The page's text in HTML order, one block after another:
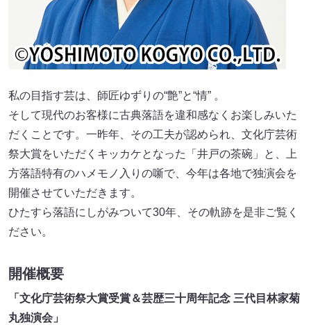
私の目指す芸は、師匠ゆずりの“艶”と“情” 。
そして現代のお客様に古典落語を違和感なくお楽しみいた
だくことです。一昨年、その工夫が認められ、文化庁芸術
祭大賞をいただくキッカケとなった「井戸の茶碗」と、上
方落語特有のハメモノ入りの噺で、今年は各地で独演会を
開催させていただきます。
ひたすら落語にしがみついて30年、その軌跡を是非ご覧く
ださい。
開催概要
「文化庁芸術祭大賞受賞＆芸歴三十周年記念 三代目林家菊
丸独演会」